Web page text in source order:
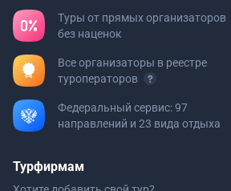
Туры от прямых организаторов
без наценок
Все организаторы в реестре
туроператоров
Федеральный сервис: 97
направлений и 23 вида отдыха
Турфирмам